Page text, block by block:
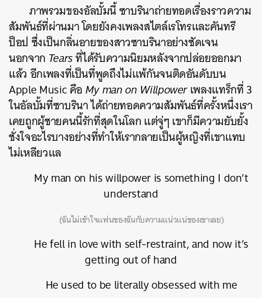
ภาพรวมของอัลบั้มนี้ ซาบรินาถ่ายทอดเรื่องราวความ
สัมพันธ์ที่ผ่านมา โดยยังคงเพลงสไตล์เรโทรและคันทรี
ป็อป ซึ่งเป็นกลิ่นอายของสาวซาบรินาอย่างชัดเจน
นอกจาก Tearsที่ได้รับความนิยมหลังจากปล่อยออกมา
แล้ว อีกเพลงที่เป็นที่พูดถึงไม่แพ้กันจนติดอันดับบน
Apple Music คือMy man on Willpowerเพลงแทร็กที่ 3
ในอัลบั้มที่ซาบรินา ได้ถ่ายทอดความสัมพันธ์ที่ครั้งหนึ่งเรา
เคยถูกผู้ชายคนนี้รักที่สุดในโลก แต่จู่ๆ เขาก็มีความยับยั้ง
ชั่งใจอะไรบางอย่างที่ทำให้เรากลายเป็นผู้หญิงที่เขาแทบ
ไม่เหลียวแล
My man on his willpower is something I don’t
understand
(ฉันไม่เข้าใจแฟนของฉันกับความแน่วแน่ของเขาเลย)
He fell in love with self-restraint, and now it’s
getting out of hand
He used to be literally obsessed with me